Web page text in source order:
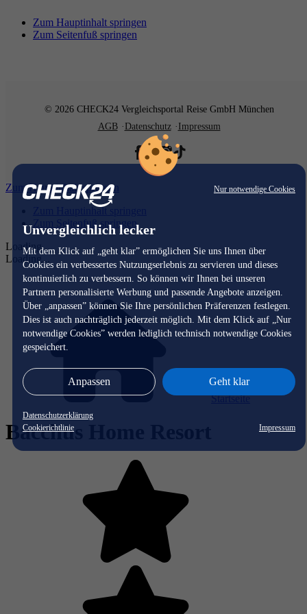
Nur notwendige Cookies
Unvergleichlich lecker
Mit dem Klick auf „geht klar” ermöglichen Sie uns Ihnen über
Cookies ein verbessertes Nutzungserlebnis zu servieren und dieses
kontinuierlich zu verbessern. So können wir Ihnen bei unseren
Partnern personalisierte Werbung und passende Angebote anzeigen.
Über „anpassen” können Sie Ihre persönlichen Präferenzen festlegen.
Dies ist auch nachträglich jederzeit möglich. Mit dem Klick auf „Nur
notwendige Cookies” werden lediglich technisch notwendige Cookies
gespeichert.
Anpassen Geht klar
Datenschutzerklärung
Cookierichtlinie
Impressum
Zum Hauptinhalt springen
Zum Seitenfuß springen
© 2026 CHECK24 Vergleichsportal Reise GmbH München
AGB
Datenschutz Impressum
Zum Hauptinhalt springen
Zum Hauptinhalt springen
Zum Seitenfuß springen
Loading...
Loading...
Startseite
Bacchus Home Resort